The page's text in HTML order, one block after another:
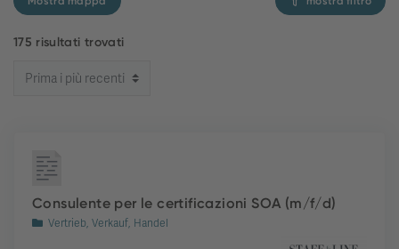
175 risultati trovati
Consulente per le certificazioni SOA (m/f/d)
Vertrieb, Verkauf, Handel